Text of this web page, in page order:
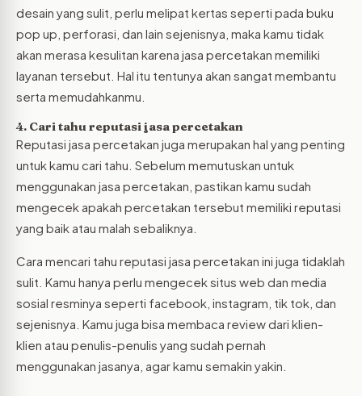
desain yang sulit, perlu melipat kertas seperti pada buku
pop up, perforasi, dan lain sejenisnya, maka kamu tidak
akan merasa kesulitan karena jasa percetakan memiliki
layanan tersebut. Hal itu tentunya akan sangat membantu
serta memudahkanmu.
4. Cari tahu reputasi jasa percetakan
Reputasi jasa percetakan juga merupakan hal yang penting
untuk kamu cari tahu. Sebelum memutuskan untuk
menggunakan jasa percetakan, pastikan kamu sudah
mengecek apakah percetakan tersebut memiliki reputasi
yang baik atau malah sebaliknya.
Cara mencari tahu reputasi jasa percetakan ini juga tidaklah
sulit. Kamu hanya perlu mengecek situs web dan media
sosial resminya seperti facebook, instagram, tik tok, dan
sejenisnya. Kamu juga bisa membaca review dari klien-
klien atau penulis-penulis yang sudah pernah
menggunakan jasanya, agar kamu semakin yakin.